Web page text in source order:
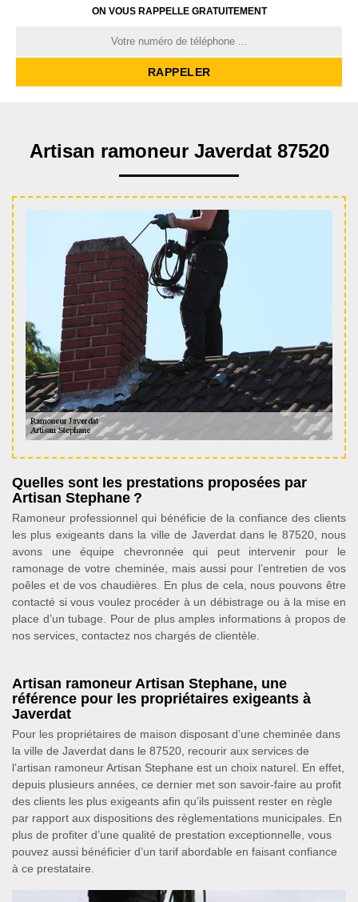
ON VOUS RAPPELLE GRATUITEMENT
Artisan ramoneur Javerdat 87520
Quelles sont les prestations proposées par
Artisan Stephane ?
Ramoneur professionnel qui bénéficie de la confiance des clients
les plus exigeants dans la ville de Javerdat dans le 87520, nous
avons une équipe chevronnée qui peut intervenir pour le
ramonage de votre cheminée, mais aussi pour l’entretien de vos
poêles et de vos chaudières. En plus de cela, nous pouvons être
contacté si vous voulez procéder à un débistrage ou à la mise en
place d’un tubage. Pour de plus amples informations à propos de
nos services, contactez nos chargés de clientèle.
Artisan ramoneur Artisan Stephane, une
référence pour les propriétaires exigeants à
Javerdat
Pour les propriétaires de maison disposant d’une cheminée dans
la ville de Javerdat dans le 87520, recourir aux services de
l’artisan ramoneur Artisan Stephane est un choix naturel. En effet,
depuis plusieurs années, ce dernier met son savoir-faire au profit
des clients les plus exigeants afin qu’ils puissent rester en règle
par rapport aux dispositions des règlementations municipales. En
plus de profiter d’une qualité de prestation exceptionnelle, vous
pouvez aussi bénéficier d’un tarif abordable en faisant confiance
à ce prestataire.